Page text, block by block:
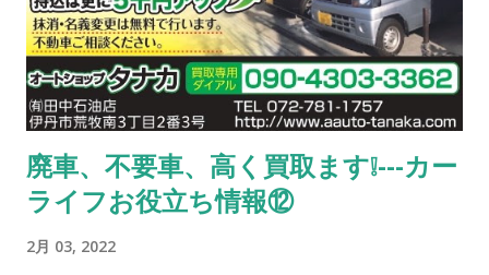
までオイル交換無料‼（半年毎） 【安心④】 当店でお車をご購
入されたお客様には、 消耗品（例えばバッテリー、ワイパープ
レート、エアコンフィールター等）を原価で交換いたします。
（車両購入時のみ） 【安心 ⑤】 当店でお車をご購入されたお
客様には、当社自慢の整備、パーツ取付け（持込み可）を どん
どんお申し付け下さい。 ETC、ナビ、バックモニター、ドラレ
コ等 🔴ご紹介プレゼント🔴 ご家族、友人、知人でお車のご購入
が当店のお車をご購入された場合はびっくりプレゼントがあり
廃車、不要車、高く買取ます❕---カー
ライフお役立ち情報⑫
2月 03, 2022